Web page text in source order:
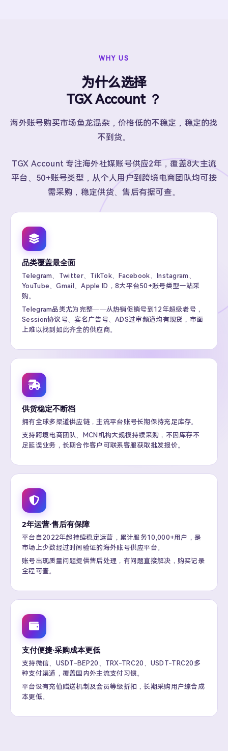
WHY US
为什么选择
TGX Account ？
海外账号购买市场鱼龙混杂，价格低的不稳定，稳定的找
不到货。
TGX Account 专注海外社媒账号供应2年，覆盖8大主流
平台、50+账号类型，从个人用户到跨境电商团队均可按
需采购，稳定供货、售后有据可查。
品类覆盖最全面
Telegram、Twitter、TikTok、Facebook、Instagram、
YouTube、Gmail、Apple ID，8大平台50+账号类型一站采
购。
Telegram品类尤为完整——从热销促销号到12年超级老号，
Session协议号、实名广告号、ADS过审频道均有现货，市面
上难以找到如此齐全的供应商。
供货稳定不断档
拥有全球多渠道供应链，主流平台账号长期保持充足库存。
支持跨境电商团队、MCN机构大规模持续采购，不因库存不
足延误业务，长期合作客户可联系客服获取批发报价。
2年运营·售后有保障
平台自2022年起持续稳定运营，累计服务10,000+用户，是
市场上少数经过时间验证的海外账号供应平台。
账号出现质量问题提供售后处理，有问题直接解决，购买记录
全程可查。
支付便捷·采购成本更低
支持微信、USDT-BEP20、TRX-TRC20、USDT-TRC20多
种支付渠道，覆盖国内外主流支付习惯。
平台设有充值赠送机制及会员等级折扣，长期采购用户综合成
本更低。